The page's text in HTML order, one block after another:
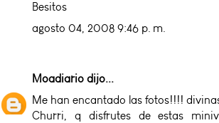
Besitos
agosto 04, 2008 9:46 p. m.
Moadiario dijo...
Me han encantado las fotos!!!!
Churri, q disfrutes de estas